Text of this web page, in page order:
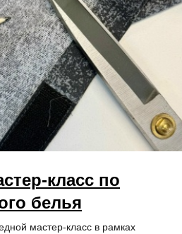
класс по
белья
мастер-класс в рамках